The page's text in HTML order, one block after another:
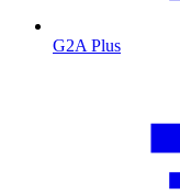
G2A Plus